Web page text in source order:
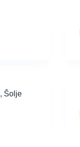
, Šolje